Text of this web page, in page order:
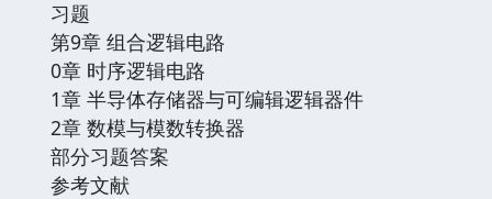
习题
第9章 组合逻辑电路
0章 时序逻辑电路
1章 半导体存储器与可编辑逻辑器件
2章 数模与模数转换器
部分习题答案
参考文献